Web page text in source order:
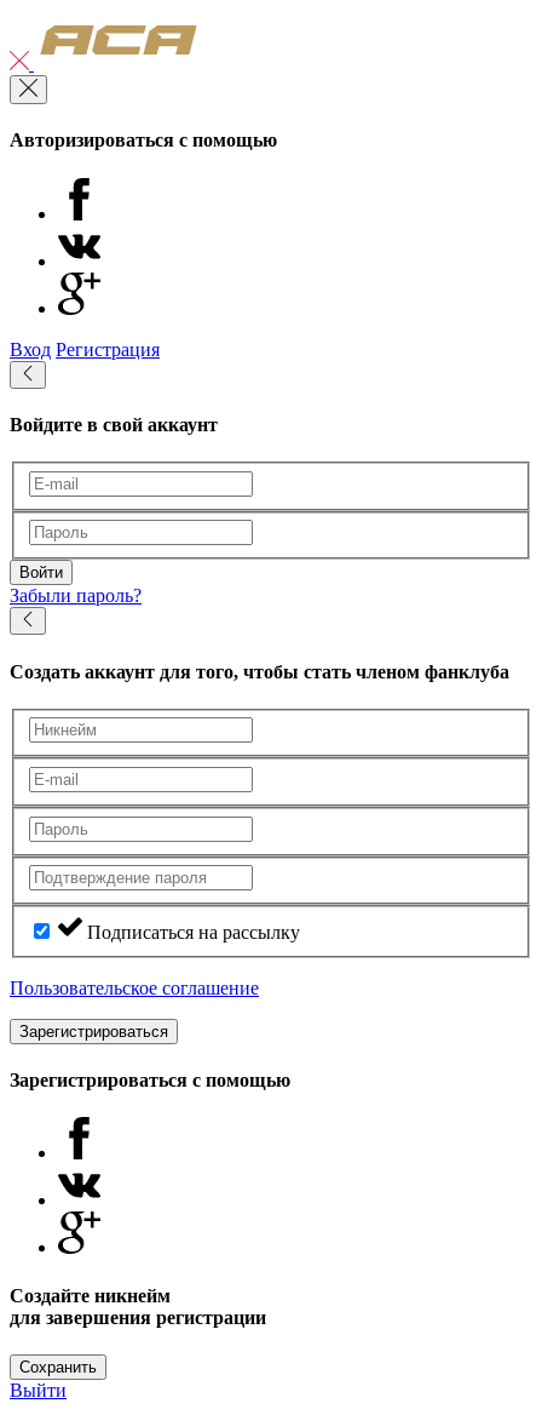
Авторизироваться с помощью
Вход Регистрация
Войдите в свой аккаунт
Войти
Забыли пароль?
Создать аккаунт для того, чтобы стать членом фанклуба
Подписаться на рассылку
Пользовательское соглашение
Зарегистрироваться
Зарегистрироваться с помощью
Создайте никнейм
для завершения регистрации
Сохранить
Выйти